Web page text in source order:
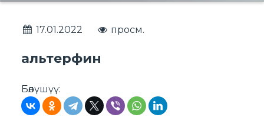
17.01.2022 просм.
альтерфин
Бөлүшүү: